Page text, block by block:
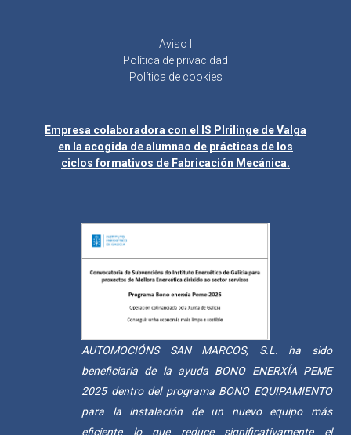
Aviso l
Política de privacidad
Política de cookies
Empresa colaboradora con el IS Plrilinge de Valga
en la acogida de alumnao de prácticas de los
ciclos formativos de Fabricación Mecánica.
AUTOMOCIÓNS SAN MARCOS, S.L. ha sido
beneficiaria de la ayuda BONO ENERXÍA PEME
2025 dentro del programa BONO EQUIPAMIENTO
para la instalación de un nuevo equipo más
eficiente lo que reduce significativamente el